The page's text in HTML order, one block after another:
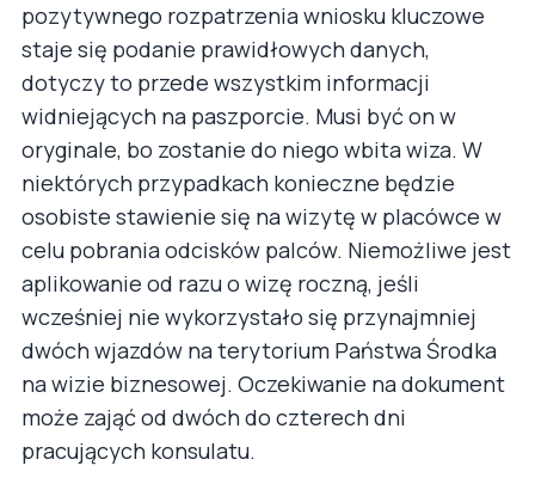
pozytywnego rozpatrzenia wniosku kluczowe
staje się podanie prawidłowych danych,
dotyczy to przede wszystkim informacji
widniejących na paszporcie. Musi być on w
oryginale, bo zostanie do niego wbita wiza. W
niektórych przypadkach konieczne będzie
osobiste stawienie się na wizytę w placówce w
celu pobrania odcisków palców. Niemożliwe jest
aplikowanie od razu o wizę roczną, jeśli
wcześniej nie wykorzystało się przynajmniej
dwóch wjazdów na terytorium Państwa Środka
na wizie biznesowej. Oczekiwanie na dokument
może zająć od dwóch do czterech dni
pracujących konsulatu.